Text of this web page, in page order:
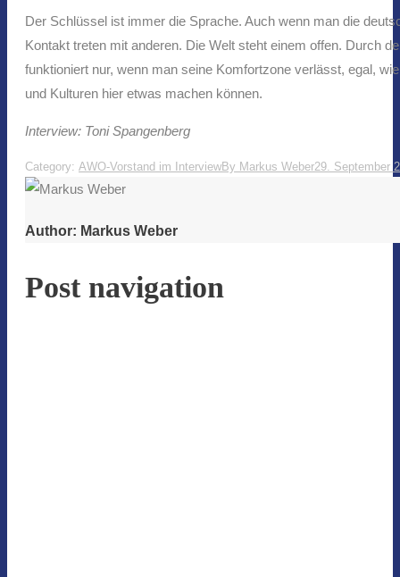
Der Schlüssel ist immer die Sprache. Auch wenn man die
Kontakt treten mit anderen. Die Welt steht einem offen. Durch
funktioniert nur, wenn man seine Komfortzone verlässt, egal,
und Kulturen hier etwas machen können.
Interview: Toni Spangenberg
Category: AWO-Vorstand im InterviewBy Markus Weber29. September
Author: Markus Weber
Post navigation